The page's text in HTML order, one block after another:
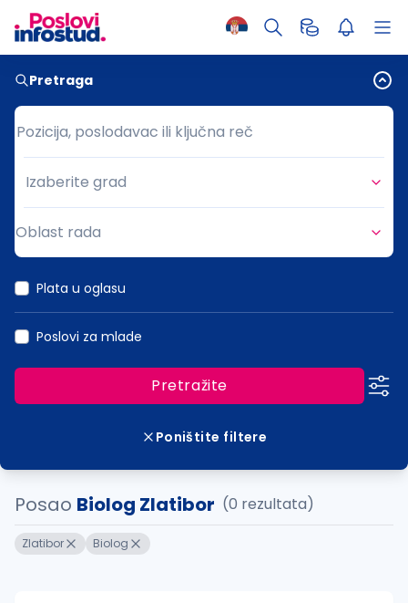
Pretraga
Pozicija, poslodavac ili ključna reč
Pozicija, poslodavac ili ključna reč
Grad
Izaberite grad
Oblast rada
Plata u oglasu
Poslovi za mlade
Pretražite
Poništite filtere
Posao Biolog Zlatibor (0 rezultata)
Zlatibor Biolog